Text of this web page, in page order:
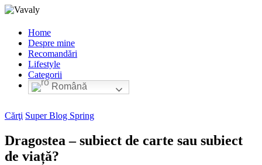
Home
Despre mine
Recomandări
Lifestyle
Categorii
Română
Cărţi Super Blog Spring
Dragostea – subiect de carte sau subiect
de viață?